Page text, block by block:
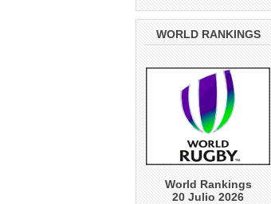
WORLD RANKINGS
World Rankings
20 Julio 2026